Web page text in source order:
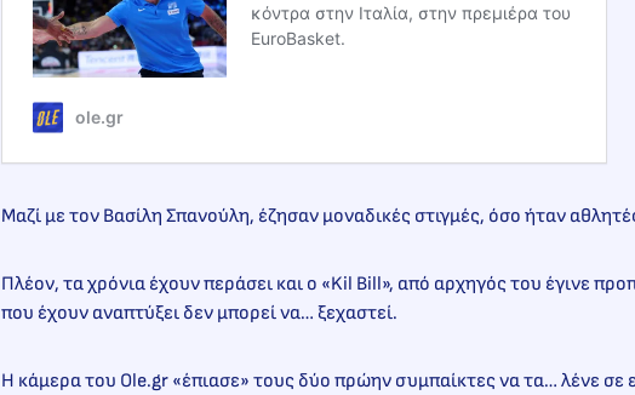
κόντρα στην Ιταλία, στην πρεμιέρα του
EuroBasket.
ole.gr
Μαζί με τον Βασίλη Σπανούλη, έζησαν μοναδικές στιγμές, όσο ήταν
Πλέον, τα χρόνια έχουν περάσει και ο «Kil Bill», από αρχηγός του έγινε
που έχουν αναπτύξει δεν μπορεί να… ξεχαστεί.
Η κάμερα του Ole.gr «έπιασε» τους δύο πρώην συμπαίκτες να τα… λένε σε